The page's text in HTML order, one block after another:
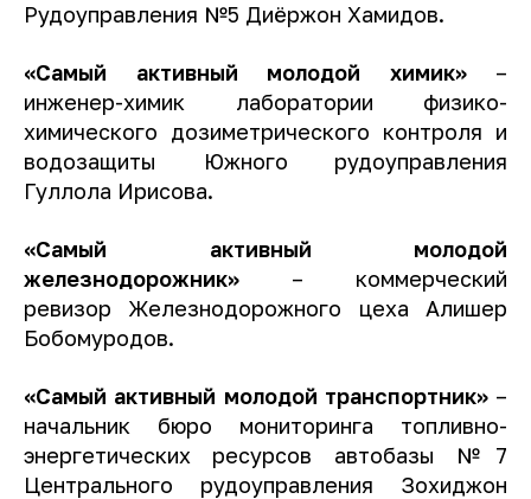
Рудоуправления №5 Диёржон Хамидов.
«Самый активный молодой химик»–
инженер-химик лаборатории физико-
химического дозиметрического контроля и
водозащиты Южного рудоуправления
Гуллола Ирисова.
«Самый активный молодой
железнодорожник» – коммерческий
ревизор Железнодорожного цеха Алишер
Бобомуродов.
«Самый активный молодой транспортник»–
начальник бюро мониторинга топливно-
энергетических ресурсов автобазы №7
Центрального рудоуправления Зохиджон